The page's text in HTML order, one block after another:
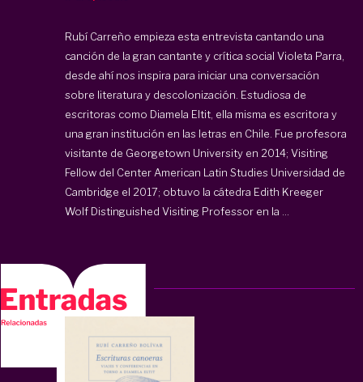
Rubí Carreño empieza esta entrevista cantando una
canción de la gran cantante y crítica social Violeta Parra,
desde ahí nos inspira para iniciar una conversación
sobre literatura y descolonización. Estudiosa de
escritoras como Diamela Eltit, ella misma es escritora y
una gran institución en las letras en Chile. Fue profesora
visitante de Georgetown University en 2014; Visiting
Fellow del Center American Latin Studies Universidad de
Cambridge el 2017; obtuvo la cátedra Edith Kreeger
Wolf Distinguished Visiting Professor en la ...